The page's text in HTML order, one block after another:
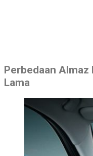
Perbedaan Almaz
Lama